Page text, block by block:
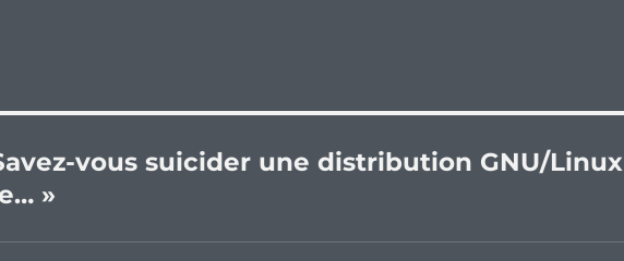
vous suicider une distribution GNU/Linux
»